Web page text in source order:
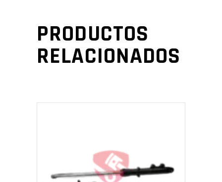
PRODUCTOS
RELACIONADOS
AÑADIR AL CARRITO